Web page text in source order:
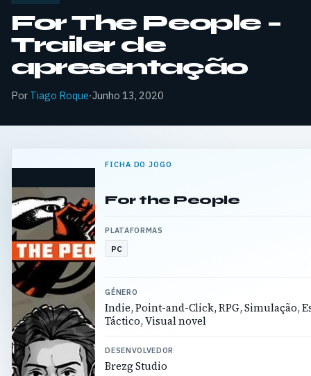
For The People –
Trailer de
apresentação
Por Tiago Roque·Junho 13, 2020
FICHA DO JOGO
For the People
PLATAFORMAS
PC
GÉNERO
Indie, Point-and-Click, RPG, Simulação,
Táctico, Visual novel
DESENVOLVEDOR
Brezg Studio